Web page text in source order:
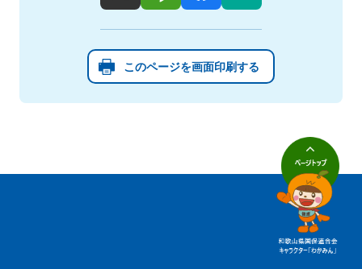
このページを画面印刷する